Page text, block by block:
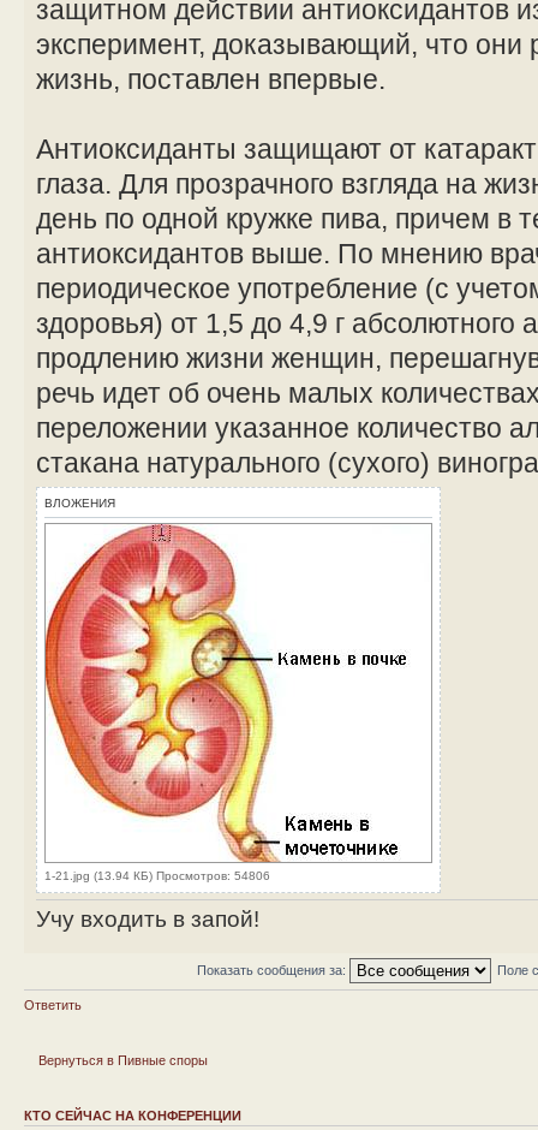
защитном действии антиоксидантов
эксперимент, доказывающий, что они
жизнь, поставлен впервые.
Антиоксиданты защищают от
глаза. Для прозрачного взгляда на
день по одной кружке пива, причем в
антиоксидантов выше. По мнению
периодическое употребление (с
здоровья) от 1,5 до 4,9 г абсолютного
продлению жизни женщин,
речь идет об очень малых
переложении указанное количество
стакана натурального (сухого)
ВЛОЖЕНИЯ
1-21.jpg (13.94 КБ) Просмотров: 54806
Учу входить в запой!
Показать сообщения за: Поле
Ответить
Вернуться в Пивные споры
КТО СЕЙЧАС НА КОНФЕРЕНЦИИ